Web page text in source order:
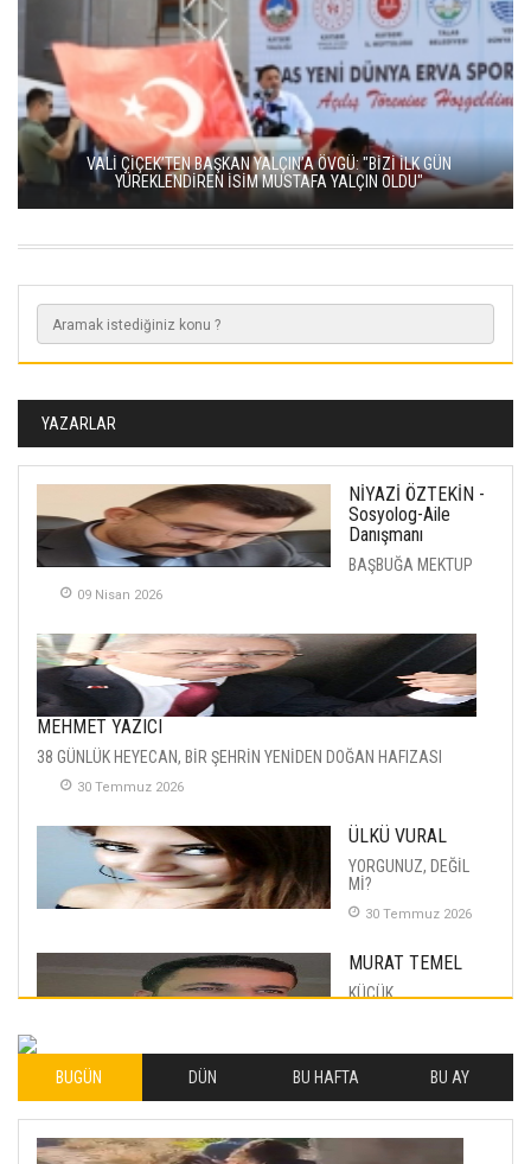
VALİ ÇİÇEK’TEN BAŞKAN YALÇIN’A ÖVGÜ: "BİZİ İLK GÜN
YÜREKLENDİREN İSİM MUSTAFA YALÇIN OLDU"
YAZARLAR
NİYAZİ ÖZTEKİN -
Sosyolog-Aile
Danışmanı
BAŞBUĞA MEKTUP
09 Nisan 2026
MEHMET YAZICI
38 GÜNLÜK HEYECAN, BİR ŞEHRİN YENİDEN DOĞAN HAFIZASI
30 Temmuz 2026
ÜLKÜ VURAL
YORGUNUZ, DEĞİL
Mİ?
30 Temmuz 2026
MURAT TEMEL
KÜÇÜK
İLHAN YILMAZ
SOFRADA AYRIMCILIK
VAR
BUGÜN DÜN BU HAFTA BU AY